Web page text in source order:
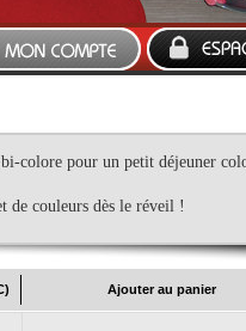
colore pour un petit déjeuner
de couleurs dès le réveil !
Ajouter au panier